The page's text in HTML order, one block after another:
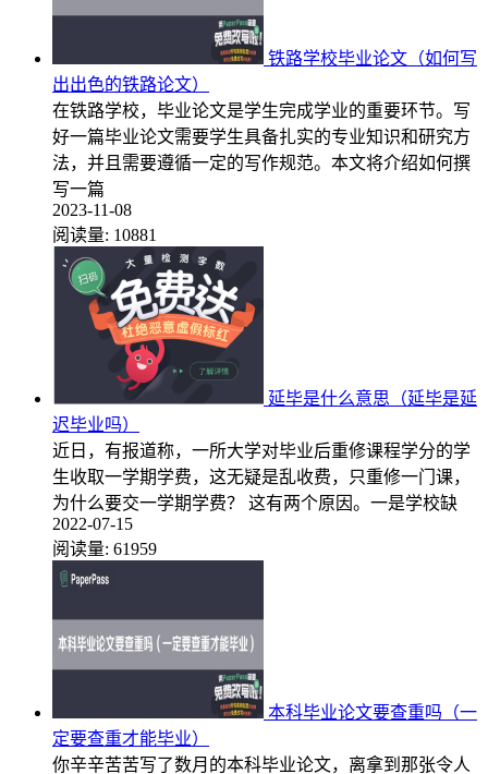
铁路学校毕业论文（如何写
出出色的铁路论文）
在铁路学校，毕业论文是学生完成学业的重要环节。写
好一篇毕业论文需要学生具备扎实的专业知识和研究方
法，并且需要遵循一定的写作规范。本文将介绍如何撰
写一篇
2023-11-08
阅读量: 10881
延毕是什么意思（延毕是延
迟毕业吗）
近日，有报道称，一所大学对毕业后重修课程学分的学
生收取一学期学费，这无疑是乱收费，只重修一门课，
为什么要交一学期学费？ 这有两个原因。一是学校缺
2022-07-15
阅读量: 61959
本科毕业论文要查重吗（一
定要查重才能毕业）
你辛辛苦苦写了数月的本科毕业论文，离拿到那张令人